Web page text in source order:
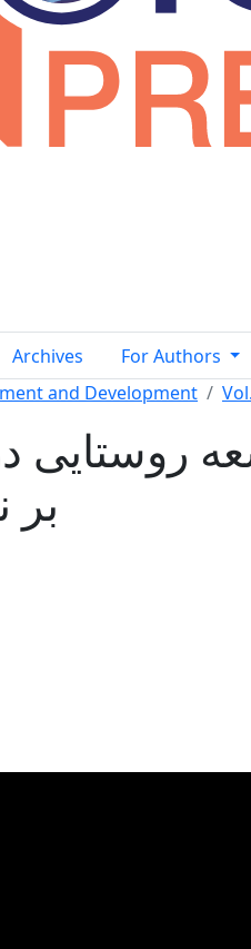
Archives For Authors
and Development
روستایی